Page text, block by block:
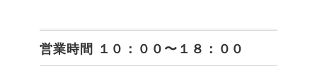
営業時間 １０：００〜１８：００